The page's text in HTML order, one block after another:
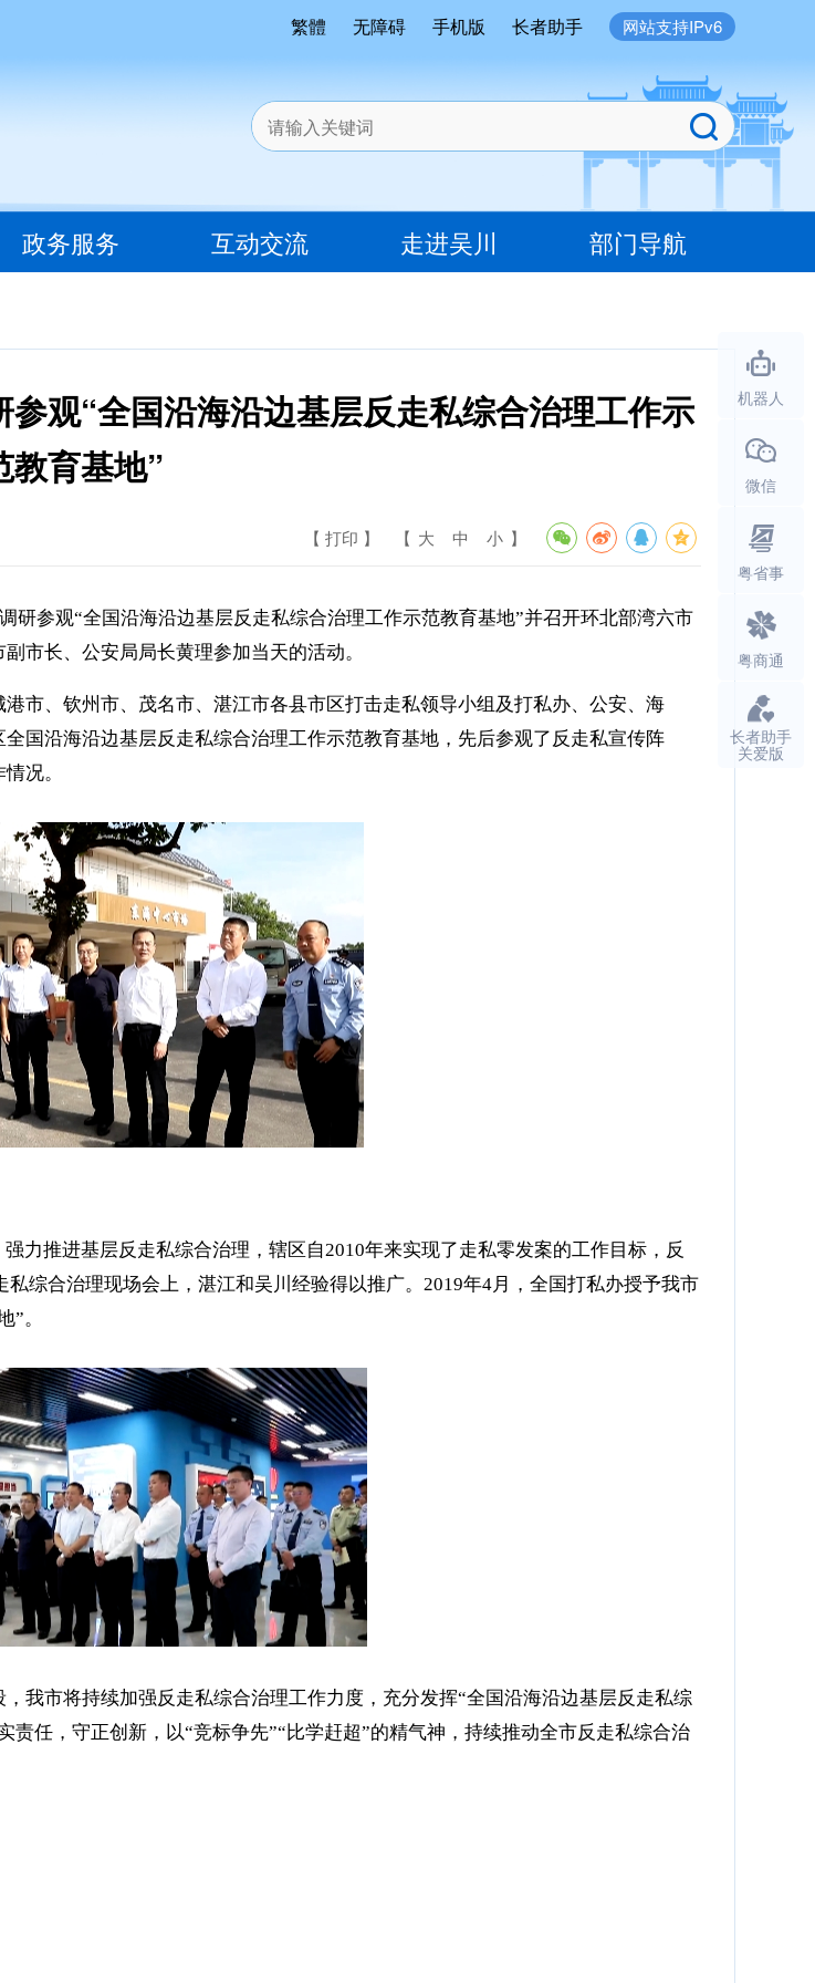
繁體 无障碍 手机版 长者助手 网站支持IPv6
政务服务 互动交流 走进吴川 部门导航
观“全国沿海沿边基层反走私综合治理工作示
教育基地”
【 打印 】 【 大 中 小 】
研参观“全国沿海沿边基层反走私综合治理工作示范教育基地”并召开环北部湾六市
市长、公安局局长黄理参加当天的活动。
市、钦州市、茂名市、湛江市各县市区打击走私领导小组及打私办、公安、海
国沿海沿边基层反走私综合治理工作示范教育基地，先后参观了反走私宣传阵
况。
力推进基层反走私综合治理，辖区自2010年来实现了走私零发案的工作目标，反
综合治理现场会上，湛江和吴川经验得以推广。2019年4月，全国打私办授予我市
”。
我市将持续加强反走私综合治理工作力度，充分发挥“全国沿海沿边基层反走私综
任，守正创新，以“竞标争先”“比学赶超”的精气神，持续推动全市反走私综合治
机器人
微信
粤省事
粤商通
长者助手
关爱版